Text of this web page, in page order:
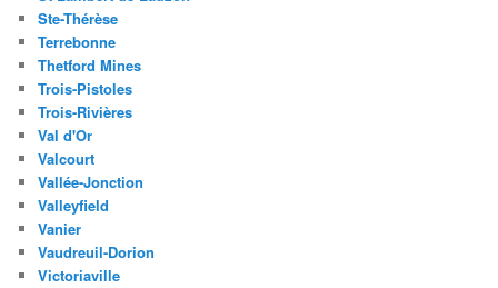
Ste-Thérèse
Terrebonne
Thetford Mines
Trois-Pistoles
Trois-Rivières
Val d'Or
Valcourt
Vallée-Jonction
Valleyfield
Vanier
Vaudreuil-Dorion
Victoriaville